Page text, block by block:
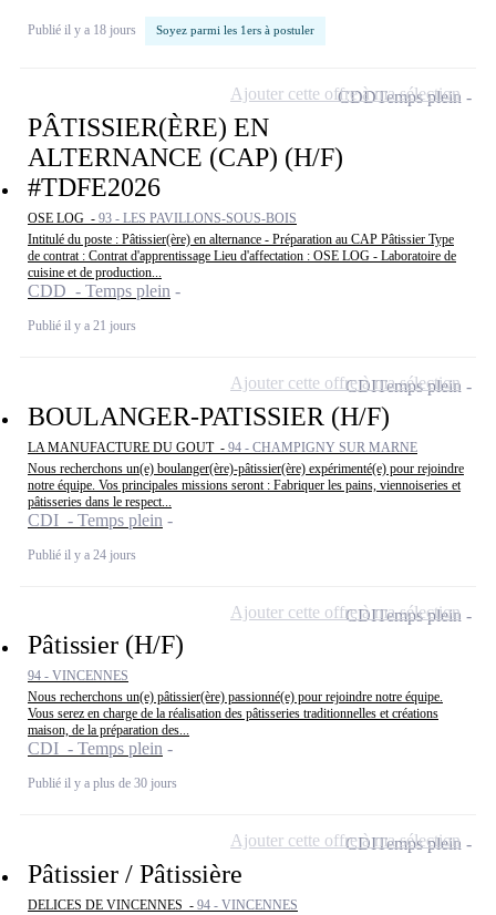
Publié il y a 18 jours Soyez parmi les 1ers à postuler
PÂTISSIER(ÈRE) EN
ALTERNANCE (CAP) (H/F)
#TDFE2026
OSE LOG - 93 - LES PAVILLONS-SOUS-BOIS
Intitulé du poste : Pâtissier(ère) en alternance - Préparation au CAP Pâtissier Type
de contrat : Contrat d'apprentissage Lieu d'affectation : OSE LOG - Laboratoire de
cuisine et de production...
CDD - Temps plein
Publié il y a 21 jours
CDDTemps plein
Ajouter cette offre à ma sélection
BOULANGER-PATISSIER (H/F)
LA MANUFACTURE DU GOUT - 94 - CHAMPIGNY SUR MARNE
Nous recherchons un(e) boulanger(ère)-pâtissier(ère) expérimenté(e) pour rejoindre
notre équipe. Vos principales missions seront : Fabriquer les pains, viennoiseries et
pâtisseries dans le respect...
CDI - Temps plein
Publié il y a 24 jours
CDITemps plein
Ajouter cette offre à ma sélection
Pâtissier (H/F)
94 - VINCENNES
Nous recherchons un(e) pâtissier(ère) passionné(e) pour rejoindre notre équipe.
Vous serez en charge de la réalisation des pâtisseries traditionnelles et créations
maison, de la préparation des...
CDI - Temps plein
Publié il y a plus de 30 jours
CDITemps plein
Ajouter cette offre à ma sélection
Pâtissier / Pâtissière
DELICES DE VINCENNES - 94 - VINCENNES
CDITemps plein
Ajouter cette offre à ma sélection